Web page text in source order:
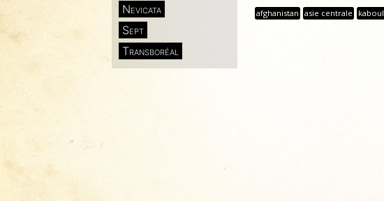
Nevicata
Sept
Transboréal
afghanistan asie centrale kaboul